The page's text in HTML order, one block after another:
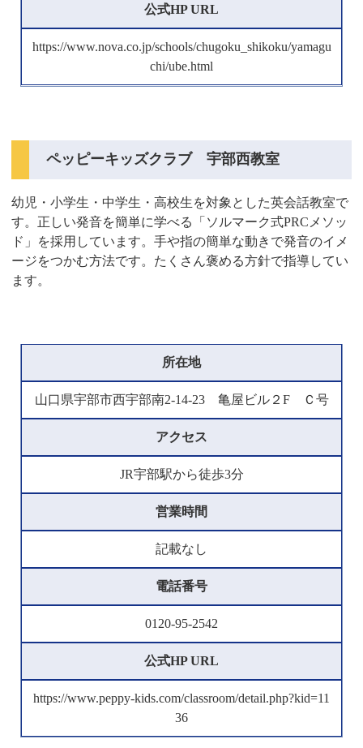
公式HP URL
https://www.nova.co.jp/schools/chugoku_shikoku/yamagu
chi/ube.html
ペッピーキッズクラブ 宇部西教室
幼児・小学生・中学生・高校生を対象とした英会話教室で
す。正しい発音を簡単に学べる「ソルマーク式PRCメソッ
ド」を採用しています。手や指の簡単な動きで発音のイメ
ージをつかむ方法です。たくさん褒める方針で指導してい
ます。
所在地
山口県宇部市西宇部南2-14-23 亀屋ビル２F Ｃ号
アクセス
JR宇部駅から徒歩3分
営業時間
記載なし
電話番号
0120-95-2542
公式HP URL
https://www.peppy-kids.com/classroom/detail.php?kid=11
36